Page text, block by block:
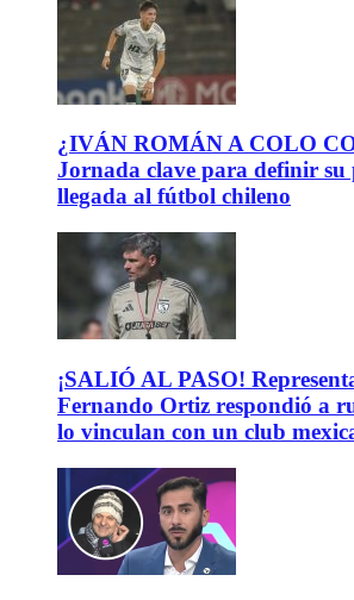
¿IVÁN ROMÁN A COLO
Jornada clave para definir su
llegada al fútbol chileno
¡SALIÓ AL PASO!
Fernando Ortiz respondió a
lo vinculan con un club